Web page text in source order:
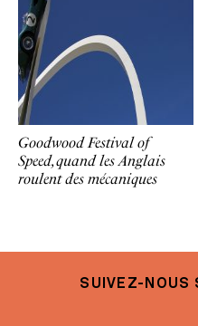
Goodwood Festival of
Speed, quand les Anglais
roulent des mécaniques
SUIVEZ-NOUS